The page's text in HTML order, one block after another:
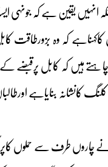
کہ وہ بزورطاقت
ہیں کہ کابل پرقبضے
کانشانہ بنایاہے